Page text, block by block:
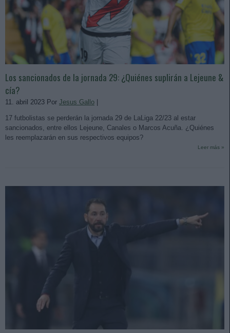
Los sancionados de la jornada 29: ¿Quiénes suplirán a Lejeune &
cía?
11. abril 2023 Por Jesus Gallo
17 futbolistas se perderán la jornada 29 de LaLiga 22/23 al estar
sancionados, entre ellos Lejeune, Canales o Marcos Acuña. ¿Quiénes
les reemplazarán en sus respectivos equipos?
Leer más »